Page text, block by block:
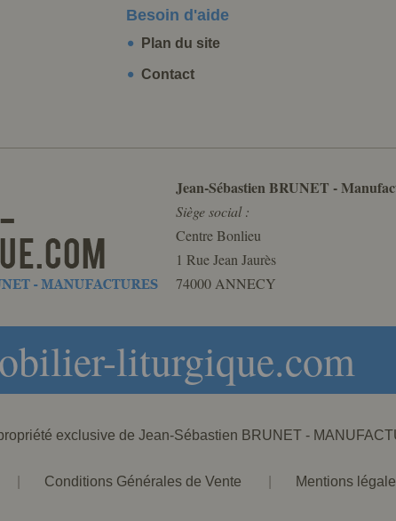
Besoin d'aide
Plan du site
Contact
Jean-Sébastien BRUNET -
Siège social :
Centre Bonlieu
1 Rue Jean Jaurès
74000 ANNECY
liturgique.com
exclusive de Jean-Sébastien BRUNET -
Conditions Générales de Vente Mentions